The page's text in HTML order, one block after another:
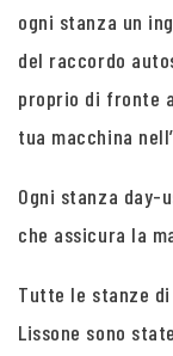
ogni stanza un
del raccordo
proprio di fronte
tua macchina
Ogni stanza day-
che assicura la
Tutte le stanze
Lissone sono